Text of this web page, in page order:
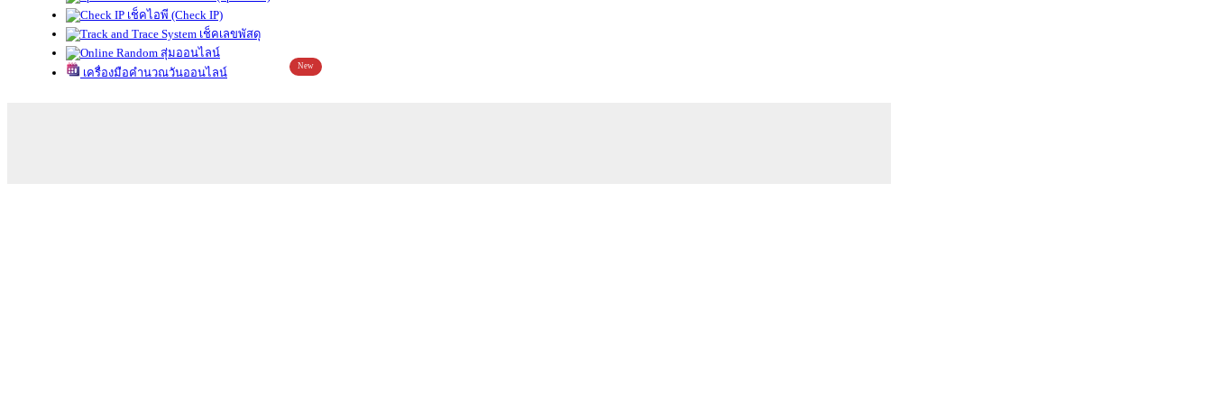
เช็คไอพี (Check IP)
เช็คเลขพัสดุ
สุ่มออนไลน์
เครื่องมือคำนวณวันออนไลน์
New